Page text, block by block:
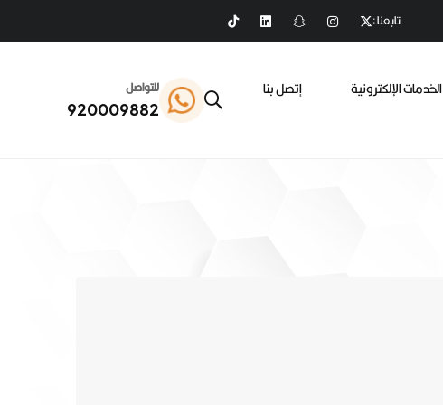
تابعنا :
الخدمات الإلكترونية
إتصل بنا
للتواصل
920009882